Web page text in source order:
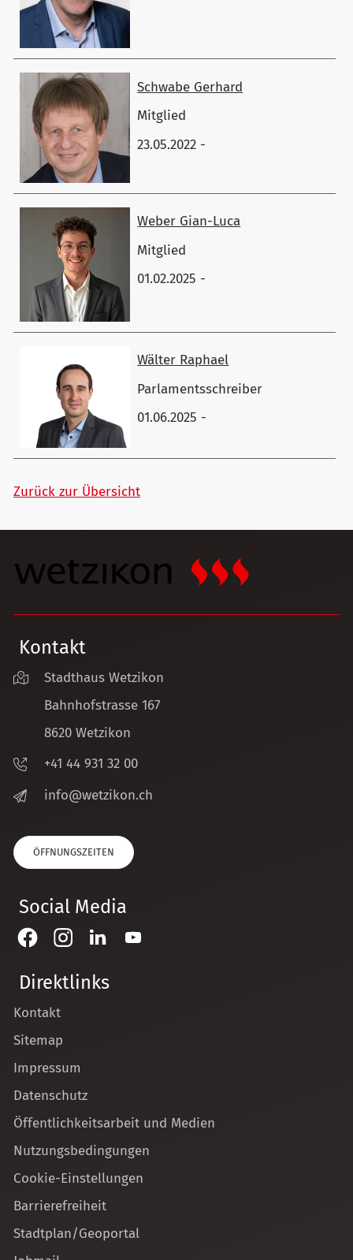
Schwabe Gerhard
Mitglied
23.05.2022 -
Weber Gian-Luca
Mitglied
01.02.2025 -
Wälter Raphael
Parlamentsschreiber
01.06.2025 -
Zurück zur Übersicht
Kontakt
Stadthaus Wetzikon
Bahnhofstrasse 167
8620 Wetzikon
+41 44 931 32 00
nf
w tz k n ch
ÖFFNUNGSZEITEN
Social Media
Direktlinks
Kontakt
Sitemap
Impressum
Datenschutz
Öffentlichkeitsarbeit und Medien
Nutzungsbedingungen
Cookie-Einstellungen
Barrierefreiheit
Stadtplan/Geoportal